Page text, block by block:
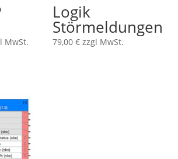
MwSt.
Logik
Störmeldungen
79,00 € zzgl MwSt.